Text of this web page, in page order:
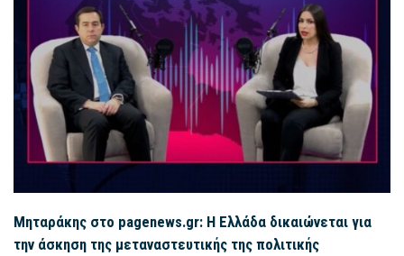
Μηταράκης στο pagenews.gr: Η Ελλάδα δικαιώνεται για
την άσκηση της μεταναστευτικής της πολιτικής